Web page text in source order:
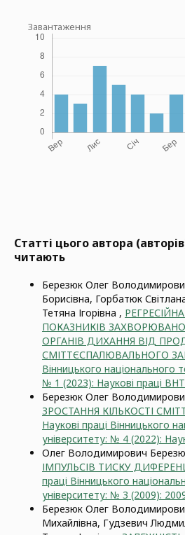
Завантаження
Статті цього автора
читають
Березюк Олег
Борисівна, Горбатюк
Тетяна Ігорівна ,
ПОКАЗНИКІВ
ОРГАНІВ ДИХАННЯ ВІД
СМІТТЄСПАЛЮВАЛЬНОГО
Вінницького національного
№ 1 (2023): Наукові праці
Березюк Олег
ЗРОСТАННЯ КІЛЬКОСТІ
Наукові праці Вінницького
університету: № 4 (2022):
Олег Володимирович
ІМПУЛЬСІВ ТИСКУ
праці Вінницького
університету: № 3 (2009):
Березюк Олег
Михайлівна, Гудзевич